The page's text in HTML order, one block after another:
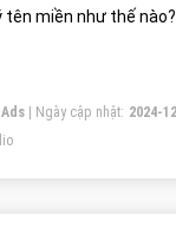
tên miền như thế nào?
| Ngày cập nhật: 2024-